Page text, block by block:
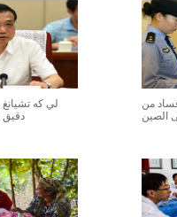
من
الصين
لي كه تشيانغ
دقيق